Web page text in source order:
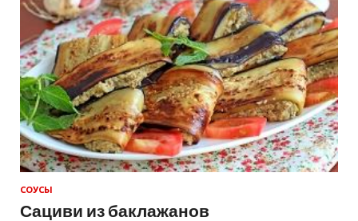
СОУСЫ
Сациви из баклажанов